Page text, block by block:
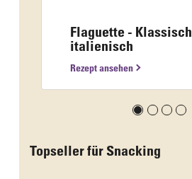
Flaguette - Klassisch
italienisch
Rezept ansehen
Topseller für Snacking